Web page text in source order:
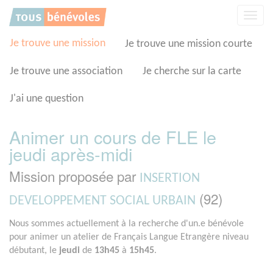
Je trouve une mission Je trouve une mission courte
Je trouve une association Je cherche sur la carte
J'ai une question
Animer un cours de FLE le
jeudi après-midi
Mission proposée par
INSERTION
DEVELOPPEMENT SOCIAL URBAIN (92)
Nous sommes actuellement à la recherche d'un.e bénévole
pour animer un atelier de Français Langue Etrangère niveau
débutant, le jeudi de 13h45 à 15h45.
Panneau de gestion des cookies